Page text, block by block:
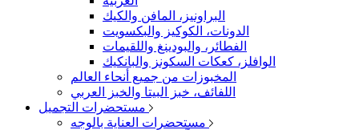
البراونيز، المافن والكيك
الدونات، الكوكيز والبكسويت
الفطائر، والبودينغ واللقيمات
الوافلز، كعكات السكونز والبانكيك
المخبوزات من جميع أنحاء العالم
اللفائف، خبز البيتا والخبز العربي